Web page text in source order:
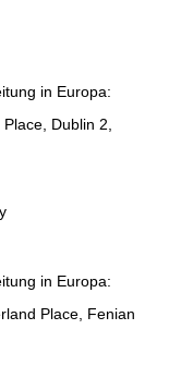
in Europa:
Dublin 2,
in Europa:
Place, Fenian